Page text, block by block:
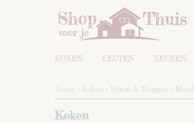
KOKEN LEUTEN KEUKEN
Home > Koken > Mixen & Mengen >
Koken